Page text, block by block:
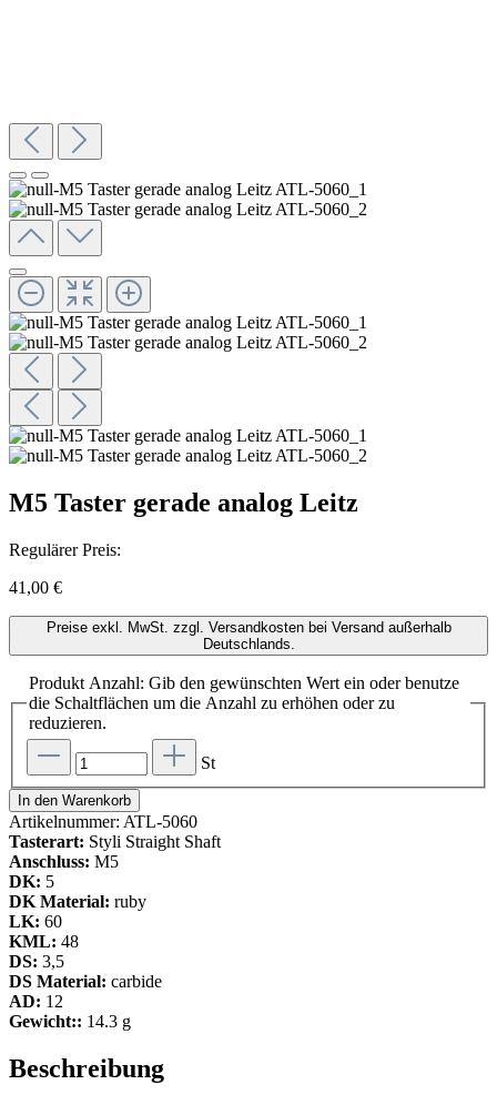
M5 Taster gerade analog Leitz
Regulärer Preis:
41,00 €
Preise exkl. MwSt. zzgl. Versandkosten bei Versand außerhalb
Deutschlands.
Produkt Anzahl: Gib den gewünschten Wert ein oder benutze
die Schaltflächen um die Anzahl zu erhöhen oder zu
reduzieren.
St
In den Warenkorb
Artikelnummer: ATL-5060
Tasterart: Styli Straight Shaft
Anschluss: M5
DK: 5
DK Material: ruby
LK: 60
KML: 48
DS: 3,5
DS Material: carbide
AD: 12
Gewicht:: 14.3 g
Beschreibung